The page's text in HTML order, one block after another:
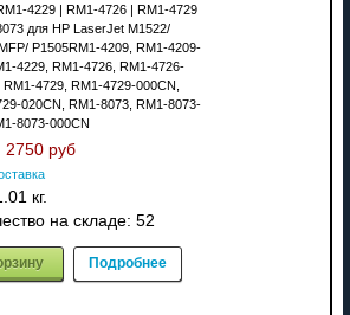
4229 | RM1-4726 | RM1-4729
для HP LaserJet M1522/
P1505RM1-4209, RM1-4209-
4229, RM1-4726, RM1-4726-
4729, RM1-4729-000CN,
020CN, RM1-8073, RM1-8073-
8073-000CN
2750 руб
кг.
на складе: 52
Подробнее